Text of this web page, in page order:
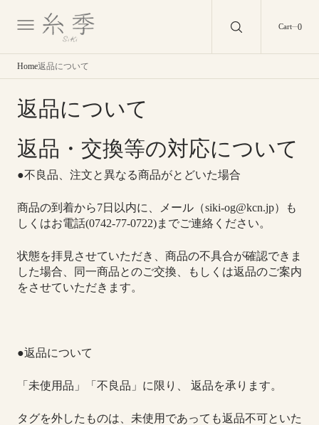
Cart 00
Home返品について
返品について
返品・交換等の対応について
●不良品、注文と異なる商品がとどいた場合
商品の到着から7日以内に、メール（siki-og@kcn.jp）も
しくはお電話(0742-77-0722)までご連絡ください。
状態を拝見させていただき、商品の不具合が確認できま
した場合、同一商品とのご交換、もしくは返品のご案内
をさせていただきます。
●返品について
「未使用品」「不良品」に限り、 返品を承ります。
タグを外したものは、未使用であっても返品不可といた